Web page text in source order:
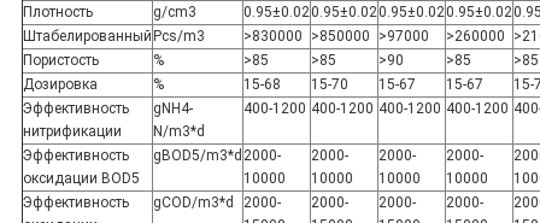
Плотность g/cm3 0.95±0.020.95±0.020.95±0.020.95±0.02
Штабелированный Pcs/m3 >830000 >850000 >97000 >260000
Пористость
% >85 >85 >90 >85
>85
Дозировка
% 15-68 15-70 15-67 15-67
15-
Эффективность
нитрификации
gNH4-
N/m3*d
400-1200 400-1200 400-1200 400-1200
Эффективность
оксидации BOD5
gBOD5/m3*d 2000-
10000
2000-
10000
2000-
10000
2000-
10000
Эффективность
gCOD/m3*d
2000-
2000-
2000-
2000-